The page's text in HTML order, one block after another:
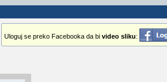
Uloguj se preko Facebooka da bi video sliku: